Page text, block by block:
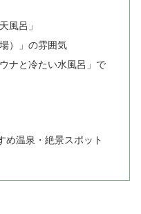
風呂」
）」の雰囲気
ナと冷たい水風呂」で
め温泉・絶景スポット